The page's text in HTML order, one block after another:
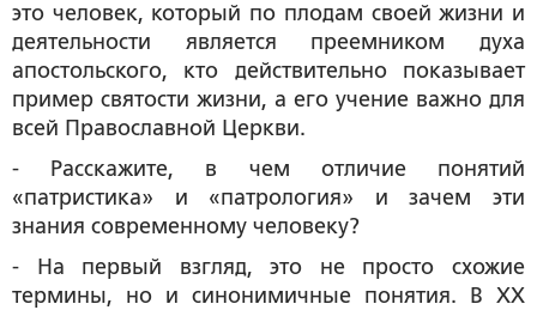
это человек, который по плодам своей жизни и
деятельности является преемником духа
апостольского, кто действительно показывает
пример святости жизни, а его учение важно для
всей Православной Церкви.
- Расскажите, в чем отличие понятий
«патристика» и «патрология» и зачем эти
знания современному человеку?
- На первый взгляд, это не просто схожие
термины, но и синонимичные понятия. В XX